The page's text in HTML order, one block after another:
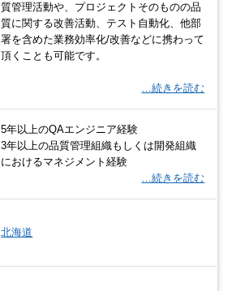
質管理活動や、プロジェクトそのものの品
質に関する改善活動、テスト自動化、他部
署を含めた業務効率化/改善などに携わって
頂くことも可能です。
…続きを読む
5年以上のQAエンジニア経験
3年以上の品質管理組織もしくは開発組織
におけるマネジメント経験
…続きを読む
北海道